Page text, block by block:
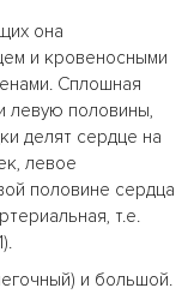
она
и кровеносными
Сплошная
левую половины,
делят сердце на
левое
половине сердца
т.е.
и большой.